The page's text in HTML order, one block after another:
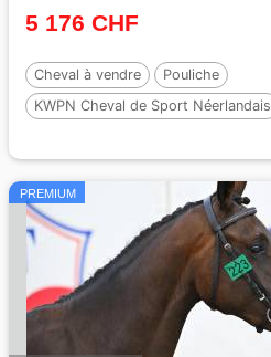
5 176 CHF
Cheval à vendre
Pouliche
KWPN Cheval de Sport Néerlandais
PREMIUM